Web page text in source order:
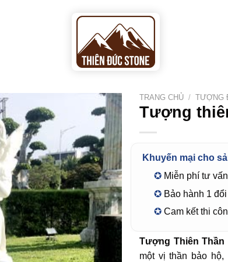
TRANG CHỦ / TƯỢNG
Tượng
Khuyến mại cho
✪ Miễn phí tư
✪ Bảo hành 1
✪ Cam kết thi
Tượng Thiên Thần
một vị thần bảo